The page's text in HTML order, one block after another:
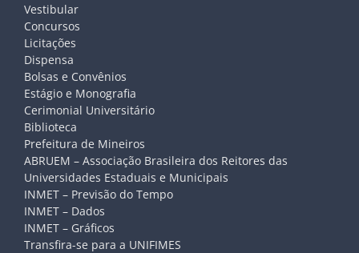
Vestibular
Concursos
Licitações
Dispensa
Bolsas e Convênios
Estágio e Monografia
Cerimonial Universitário
Biblioteca
Prefeitura de Mineiros
ABRUEM – Associação Brasileira dos Reitores das
Universidades Estaduais e Municipais
INMET – Previsão do Tempo
INMET – Dados
INMET – Gráficos
Transfira-se para a UNIFIMES